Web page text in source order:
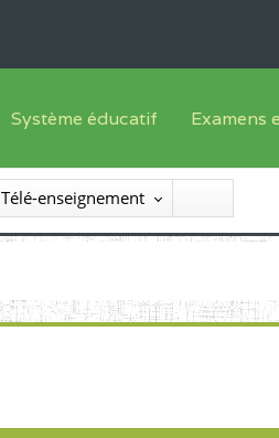
des Enseignements
Système éducatif
Offre de formation
Progammes d'études
Examens
Liste des
Diplômes
Télé-enseignement